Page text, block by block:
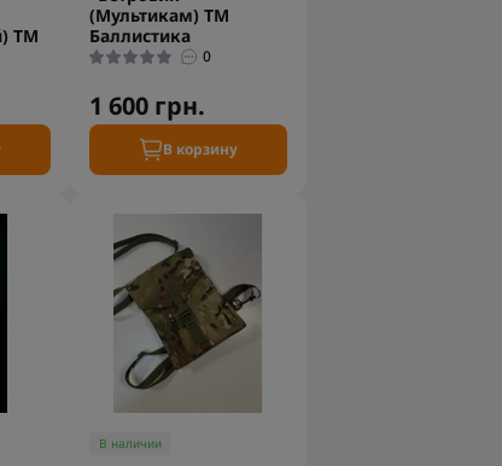
ТМ
(Мультикам) ТМ
Баллистика
0
1 600 грн.
В корзину
В наличии